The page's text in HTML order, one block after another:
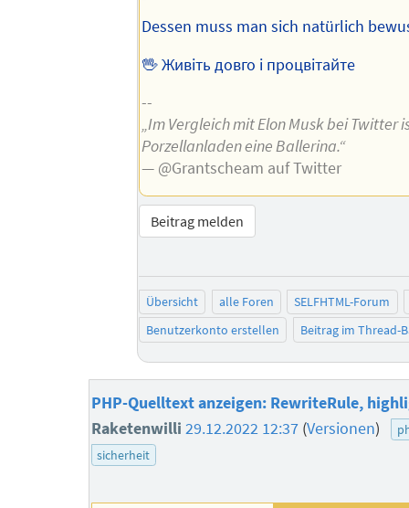
Dessen muss man sich natürlich
🖖 Живіть довго і процвітайте
--
„Im Vergleich mit Elon Musk bei Twitter
Porzellanladen eine Ballerina.“
— @Grantscheam auf Twitter
Beitrag melden
Übersicht alle Foren
SELFHTML-Forum
Benutzerkonto erstellen
Beitrag im Thread-
PHP-Quelltext anzeigen: RewriteRule,
Raketenwilli 29.12.2022 12:37 (Versionen)
sicherheit